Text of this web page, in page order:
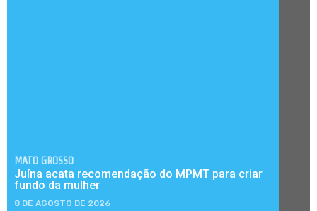
MATO GROSSO
Juína acata recomendação do MPMT para criar
fundo da mulher
8 DE AGOSTO DE 2026